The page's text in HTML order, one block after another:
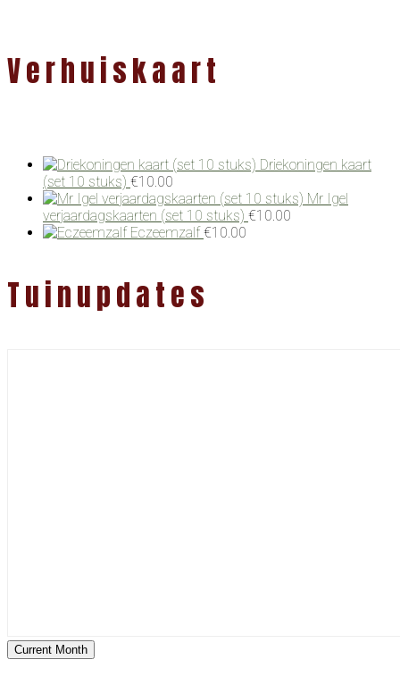
Verhuiskaart
Driekoningen kaart
(set 10 stuks) €10.00
Mr Igel
verjaardagskaarten (set 10 stuks) €10.00
Eczeemzalf €10.00
Tuinupdates
Current Month